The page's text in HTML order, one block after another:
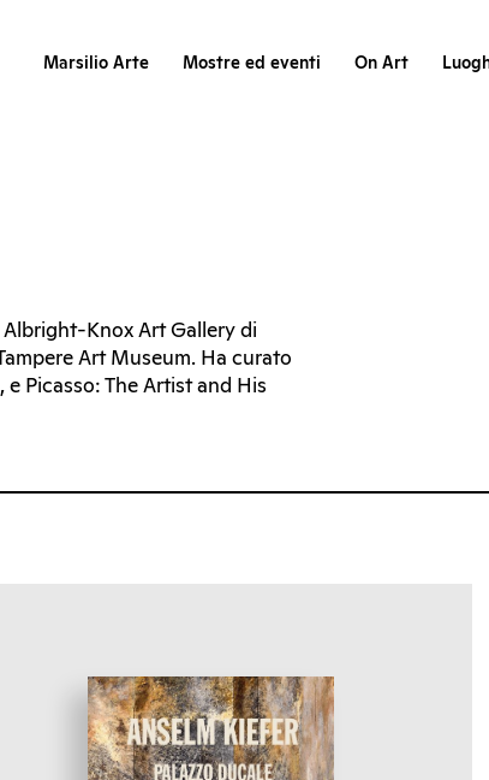
Marsilio Arte Mostre ed eventi On Art
Knox Art Gallery di
Art Museum. Ha curato
Picasso: The Artist and His